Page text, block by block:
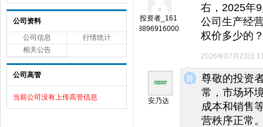
公司资料
公司信息
行情统计
相关公告
公司高管
当前公司没有上传高管信息
投资者_161
8896916000
右，2025年
公司生产经
权价多少的
2026年07月23日
◆
◆
安乃达
尊敬的投资
常，市场环
成本和销售
营秩序正常